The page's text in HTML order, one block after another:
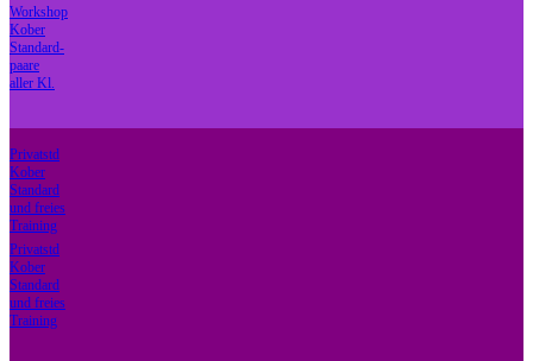
Workshop
Kober
Standard-
paare
aller Kl.
Privatstd
Kober
Standard
und freies
Training
Privatstd
Kober
Standard
und freies
Training